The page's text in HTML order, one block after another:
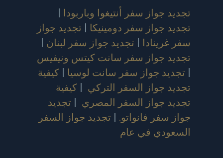
تجديد جواز سفر أنتيغوا وباربودا |
تجديد جواز سفر دومينيكا | تجديد جواز
سفر غرينادا | تجديد جواز سفر لبنان |
تجديد جواز سفر سانت كيتس ونيفيس
| تجديد جواز سفر سانت لوسيا | كيفية
تجديد جواز السفر التركي | كيفية
تجديد جواز السفر المصري | تجديد
جواز سفر فانواتو. | تجديد جواز السفر
السعودي في عام